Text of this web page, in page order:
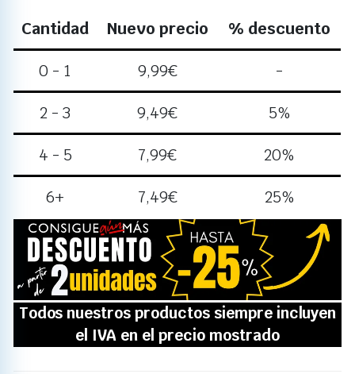
Cantidad Nuevo precio % descuento
0 - 1 9,99€ -
2 - 3 9,49€ 5%
4 - 5 7,99€ 20%
6+ 7,49€ 25%